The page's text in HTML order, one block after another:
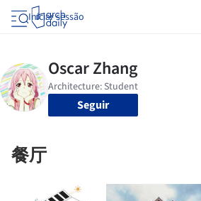
Iniciar sessão
Seguir
餐厅